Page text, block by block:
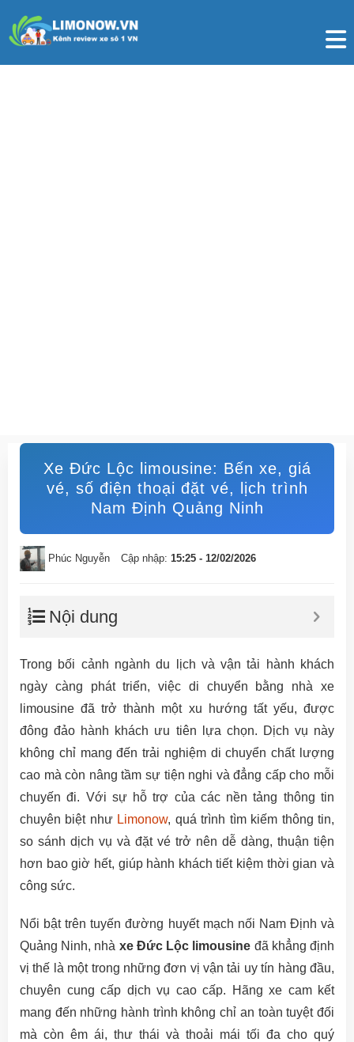
Xe Đức Lộc limousine: Bến xe, giá
vé, số điện thoại đặt vé, lịch trình
Nam Định Quảng Ninh
Phúc Nguyễn Cập nhập: 15:25 - 12/02/2026
Nội dung
Trong bối cảnh ngành du lịch và vận tải hành khách
ngày càng phát triển, việc di chuyển bằng nhà xe
limousine đã trở thành một xu hướng tất yếu, được
đông đảo hành khách ưu tiên lựa chọn. Dịch vụ này
không chỉ mang đến trải nghiệm di chuyển chất lượng
cao mà còn nâng tầm sự tiện nghi và đẳng cấp cho mỗi
chuyến đi. Với sự hỗ trợ của các nền tảng thông tin
chuyên biệt như Limonow, quá trình tìm kiếm thông tin,
so sánh dịch vụ và đặt vé trở nên dễ dàng, thuận tiện
hơn bao giờ hết, giúp hành khách tiết kiệm thời gian và
công sức.
Nổi bật trên tuyến đường huyết mạch nối Nam Định và
Quảng Ninh, nhà xe Đức Lộc limousine đã khẳng định
vị thế là một trong những đơn vị vận tải uy tín hàng đầu,
chuyên cung cấp dịch vụ cao cấp. Hãng xe cam kết
mang đến những hành trình không chỉ an toàn tuyệt đối
mà còn êm ái, thư thái và thoải mái tối đa cho quý